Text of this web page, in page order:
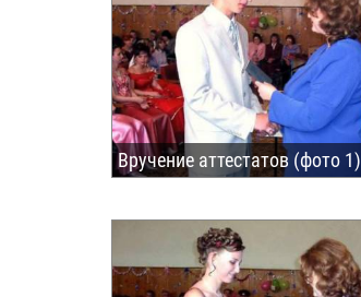
Вручение аттестатов (фото 1)